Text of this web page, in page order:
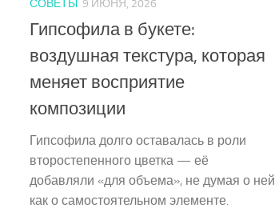
СОВЕТЫ 9 ИЮНЯ, 2026
Гипсофила в букете:
воздушная текстура, которая
меняет восприятие
композиции
Гипсофила долго оставалась в роли
второстепенного цветка — её
добавляли «для объема», не думая о ней
как о самостоятельном элементе.